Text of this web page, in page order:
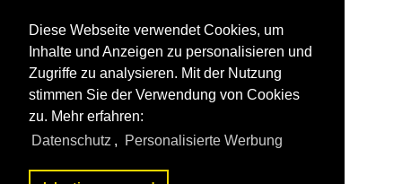
Diese Webseite verwendet Cookies, um
Inhalte und Anzeigen zu personalisieren und
Zugriffe zu analysieren. Mit der Nutzung
stimmen Sie der Verwendung von Cookies
zu. Mehr erfahren:
Datenschutz , Personalisierte Werbung